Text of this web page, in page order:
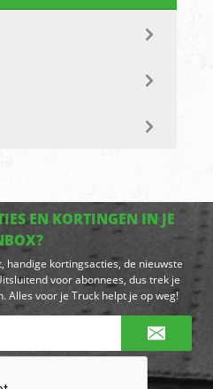
EN KORTINGEN IN JE
handige kortingsacties, de nieuwste
voor abonnees, dus trek je
Alles voor je Truck helpt je op weg!